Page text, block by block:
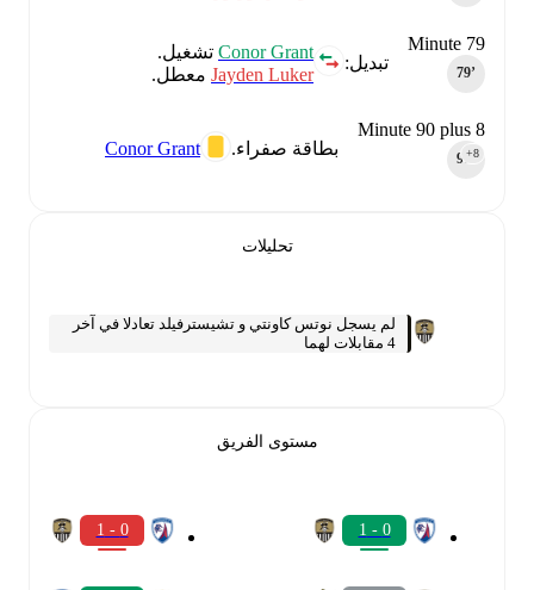
تبديل:
Conor Grantتشغيل.
Jayden Lukerمعطل.
Minute 79
بطاقة صفراء. Conor Grant
Minute 90 plus 8
تحليلات
لم يسجل نوتس كاونتي و تشيسترفيلد تعادلا في آخر
4 مقابلات لهما
مستوى الفريق
0 - 1
0 - 1